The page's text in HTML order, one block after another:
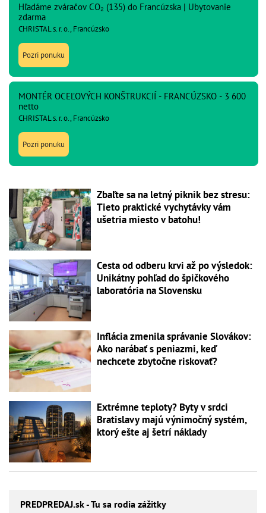
Hľadáme zváračov CO₂ (135) do Francúzska | Ubytovanie
zdarma
CHRISTAL s. r. o., Francúzsko
Pozri ponuku
MONTÉR OCEĽOVÝCH KONŠTRUKCIÍ - FRANCÚZSKO - 3 600
netto
CHRISTAL s. r. o., Francúzsko
Pozri ponuku
Zbaľte sa na letný piknik bez stresu:
Tieto praktické vychytávky vám
ušetria miesto v batohu!
Cesta od odberu krvi až po výsledok:
Unikátny pohľad do špičkového
laboratória na Slovensku
Inflácia zmenila správanie Slovákov:
Ako narábať s peniazmi, keď
nechcete zbytočne riskovať?
Extrémne teploty? Byty v srdci
Bratislavy majú výnimočný systém,
ktorý ešte aj šetrí náklady
PREDPREDAJ.sk - Tu sa rodia zážitky